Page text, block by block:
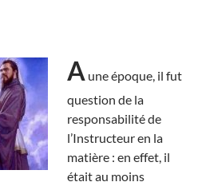
A une époque, il fut
question de la
responsabilité de
l’Instructeur en la
matière : en effet, il
était au moins